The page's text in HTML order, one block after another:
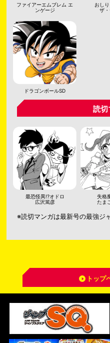
ファイアーエムブレム エ
ンゲージ
おし
ザ
ドラゴンボールSD
読
最恐怪異!?オドロ
広沢篤彦
失格
たま
※読切マンガは最新号の最強ジ
トップ